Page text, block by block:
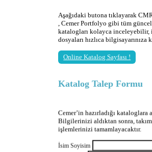
Aşağıdaki butona tıklayarak
, Cemer Portfolyo gibi tüm
katalogları kolayca
dosyaları hızlıca
Online Katalog Sayfası !
Katalog Talep Formu
Cemer’in hazırladığı
Bilgilerinizi aldıktan sonra, takım
işlemlerinizi tamamlayacaktır.
İsim Soyisim